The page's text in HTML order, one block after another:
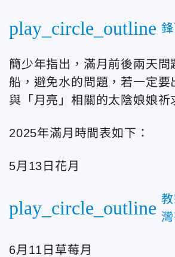
play_circle_outline
簡少年指出，滿月前後兩天
船，避免水的問題，若一定要
與「月亮」相關的太陰娘娘祈
2025年滿月時間表如下：
5月13日花月
play_circle_outline 灣
6月11日草莓月